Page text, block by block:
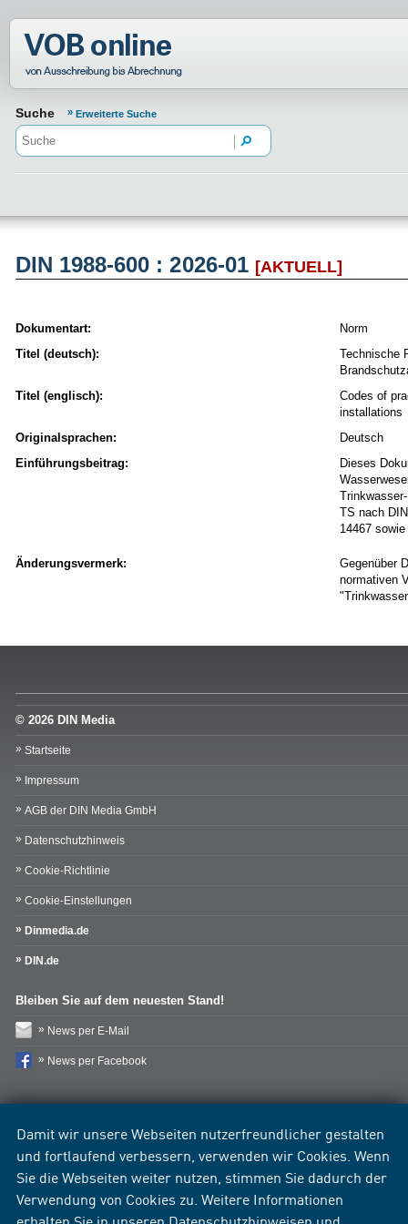
Damit wir unsere Webseiten nutzerfreundlicher gestalten
und fortlaufend verbessern, verwenden wir Cookies. Wenn
Sie die Webseiten weiter nutzen, stimmen Sie dadurch der
Verwendung von Cookies zu. Weitere Informationen
Normenportal Barrierefreiheit
Suche Erweiterte Suche
DIN 1988-600 : 2026-01 [AKTUELL]
Dokumentart:
Norm
Titel (deutsch):
Technische
Titel (englisch):
Codes of
installations
Originalsprachen:
Deutsch
Einführungsbeitrag:
Dieses
TS nach
14467
Änderungsvermerk:
Gegenüber
normativen
© 2026 DIN Media
Startseite
Impressum
AGB der DIN Media GmbH
Datenschutzhinweis
Cookie-Richtlinie
Cookie-Einstellungen
Dinmedia.de
DIN.de
Bleiben Sie auf dem neuesten Stand!
News per E-Mail
News per Facebook